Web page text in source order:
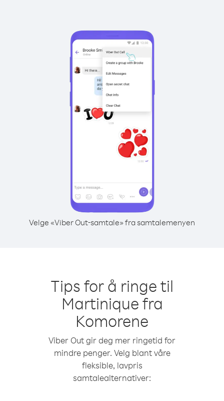
Velge «Viber Out-samtale» fra samtalemenyen
Tips for å ringe til
Martinique fra
Komorene
Viber Out gir deg mer ringetid for
mindre penger. Velg blant våre
fleksible, lavpris
samtalealternativer: